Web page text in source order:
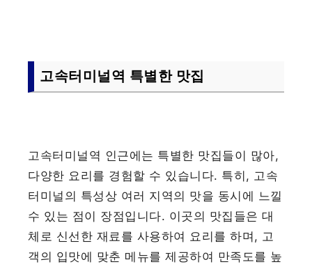
고속터미널역 특별한 맛집
고속터미널역 인근에는 특별한 맛집들이 많아,
다양한 요리를 경험할 수 있습니다. 특히, 고속
터미널의 특성상 여러 지역의 맛을 동시에 느낄
수 있는 점이 장점입니다. 이곳의 맛집들은 대
체로 신선한 재료를 사용하여 요리를 하며, 고
객의 입맛에 맞춘 메뉴를 제공하여 만족도를 높